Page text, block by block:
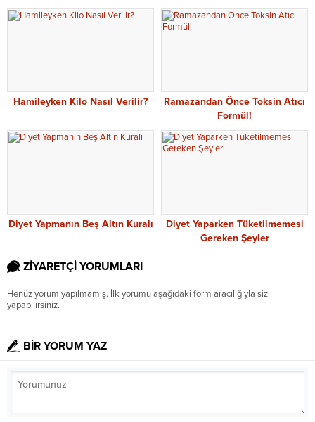
Hamileyken Kilo Nasıl Verilir?
Ramazandan Önce Toksin Atıcı
Formül!
Diyet Yapmanın Beş Altın Kuralı
Diyet Yaparken Tüketilmemesi
Gereken Şeyler
ZİYARETÇİ YORUMLARI
Henüz yorum yapılmamış. İlk yorumu aşağıdaki form aracılığıyla siz
yapabilirsiniz.
BİR YORUM YAZ